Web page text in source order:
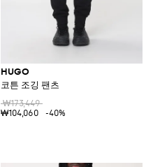
HUGO
코튼 조깅 팬츠
₩173,449
₩104,060
-40%